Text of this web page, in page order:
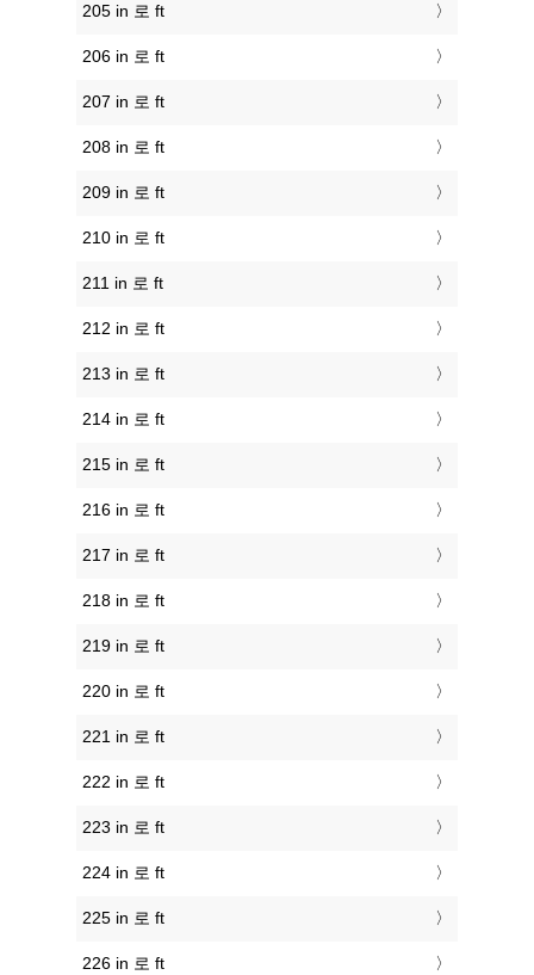
205 in 로 ft
206 in 로 ft
207 in 로 ft
208 in 로 ft
209 in 로 ft
210 in 로 ft
211 in 로 ft
212 in 로 ft
213 in 로 ft
214 in 로 ft
215 in 로 ft
216 in 로 ft
217 in 로 ft
218 in 로 ft
219 in 로 ft
220 in 로 ft
221 in 로 ft
222 in 로 ft
223 in 로 ft
224 in 로 ft
225 in 로 ft
226 in 로 ft